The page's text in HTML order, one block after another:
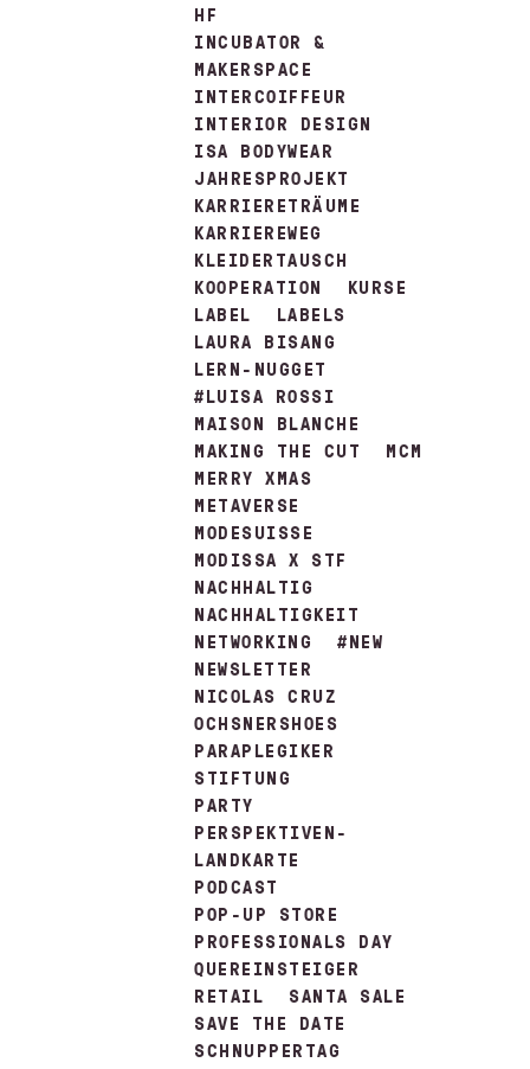
HF
INCUBATOR &
MAKERSPACE
INTERCOIFFEUR
INTERIOR DESIGN
ISA BODYWEAR
JAHRESPROJEKT
KARRIERETRÄUME
KARRIEREWEG
KLEIDERTAUSCH
KOOPERATION
KURSE
LABEL
LABELS
LAURA BISANG
LERN-NUGGET
#LUISA ROSSI
MAISON BLANCHE
MAKING THE CUT
MCM
MERRY XMAS
METAVERSE
MODESUISSE
MODISSA X STF
NACHHALTIG
NACHHALTIGKEIT
NETWORKING
#NEW
NEWSLETTER
NICOLAS CRUZ
OCHSNERSHOES
PARAPLEGIKER
STIFTUNG
PARTY
PERSPEKTIVEN-
LANDKARTE
PODCAST
POP-UP STORE
PROFESSIONALS DAY
QUEREINSTEIGER
RETAIL
SANTA SALE
SAVE THE DATE
SCHNUPPERTAG